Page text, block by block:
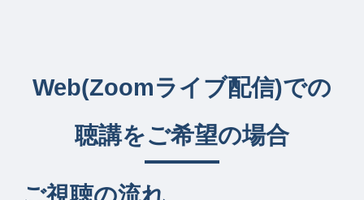
Web(Zoomライブ配信)での
聴講をご希望の場合
ご視聴の流れ